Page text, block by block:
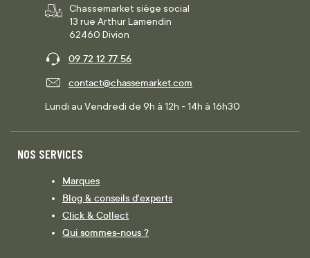
Chassemarket siège social
13 rue Arthur Lamendin
62460 Divion
09 72 12 77 56
contact@chassemarket.com
Lundi au Vendredi de 9h à 12h - 14h à 16h30
NOS SERVICES
Marques
Blog & conseils d'experts
Click & Collect
Qui sommes-nous ?